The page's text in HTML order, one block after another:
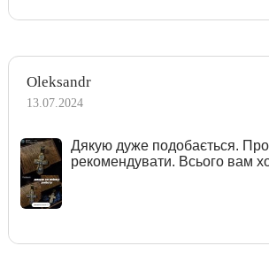
Oleksandr
13.07.2024
Дякую дуже подобається.
рекомендувати. Всього вам